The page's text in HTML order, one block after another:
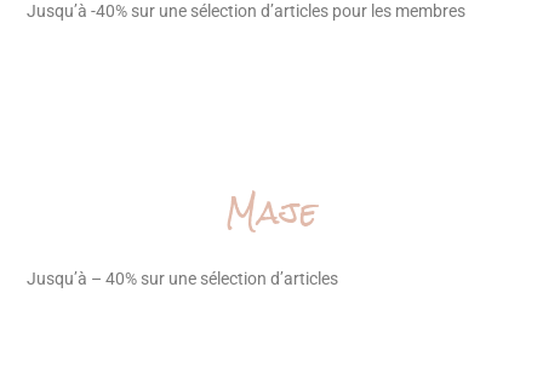
Jusqu’à -40% sur une sélection d’articles pour les membres
Maje
Jusqu’à – 40% sur une sélection d’articles